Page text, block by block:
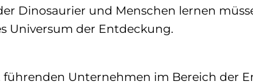
Dinosaurier und Menschen lernen
Universum der Entdeckung.
Unternehmen im Bereich der